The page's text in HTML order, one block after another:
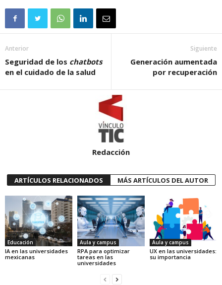
Anterior
Seguridad de los chatbots
en el cuidado de la salud
Siguiente
Generación aumentada
por recuperación
Redacción
ARTÍCULOS RELACIONADOS MÁS ARTÍCULOS DEL AUTOR
Educación
IA en las universidades
mexicanas
Aula y campus
RPA para optimizar
tareas en las
universidades
Aula y campus
UX en las universidades:
su importancia